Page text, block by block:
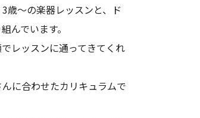
歳～の楽器レッスンと、ド
んでいます。
レッスンに通ってきてくれ
に合わせたカリキュラムで